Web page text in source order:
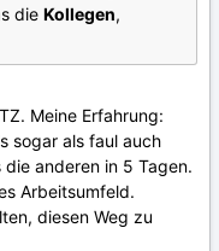
die Kollegen,
Meine Erfahrung:
sogar als faul auch
anderen in 5 Tagen.
Arbeitsumfeld.
diesen Weg zu